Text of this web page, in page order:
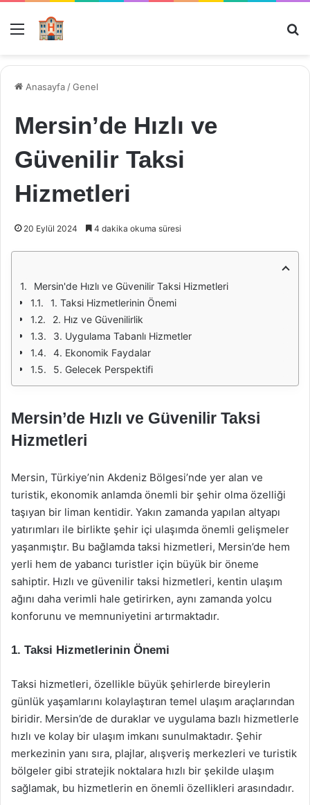
Menü
Anasayfa /Genel
Mersin’de Hızlı ve
Güvenilir Taksi
Hizmetleri
20 Eylül 2024 4 dakika okuma süresi
Mersin'de Hızlı ve Güvenilir Taksi Hizmetleri
1. Taksi Hizmetlerinin Önemi
2. Hız ve Güvenilirlik
3. Uygulama Tabanlı Hizmetler
4. Ekonomik Faydalar
5. Gelecek Perspektifi
Mersin’de Hızlı ve Güvenilir Taksi
Hizmetleri
Mersin, Türkiye’nin Akdeniz Bölgesi’nde yer alan ve
turistik, ekonomik anlamda önemli bir şehir olma özelliği
taşıyan bir liman kentidir. Yakın zamanda yapılan altyapı
yatırımları ile birlikte şehir içi ulaşımda önemli gelişmeler
yaşanmıştır. Bu bağlamda taksi hizmetleri, Mersin’de hem
yerli hem de yabancı turistler için büyük bir öneme
sahiptir. Hızlı ve güvenilir taksi hizmetleri, kentin ulaşım
ağını daha verimli hale getirirken, aynı zamanda yolcu
konforunu ve memnuniyetini artırmaktadır.
1. Taksi Hizmetlerinin Önemi
Taksi hizmetleri, özellikle büyük şehirlerde bireylerin
günlük yaşamlarını kolaylaştıran temel ulaşım araçlarından
biridir. Mersin’de de duraklar ve uygulama bazlı hizmetlerle
hızlı ve kolay bir ulaşım imkanı sunulmaktadır. Şehir
merkezinin yanı sıra, plajlar, alışveriş merkezleri ve turistik
bölgeler gibi stratejik noktalara hızlı bir şekilde ulaşım
sağlamak, bu hizmetlerin en önemli özellikleri arasındadır.